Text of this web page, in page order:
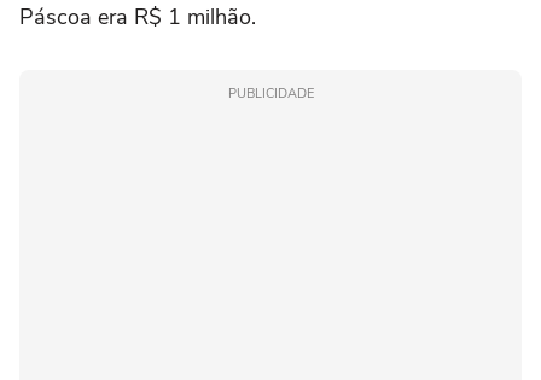
Páscoa era R$ 1 milhão.
PUBLICIDADE